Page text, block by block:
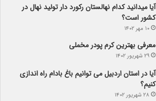
آیا می­دانید کدام نهالستان رکورد دار تولید نهال­ در
کشور است؟
۱۰ مهر ۱۴۰۲
معرفی بهترین کرم پودر مخملی
۲۹ شهریور ۱۴۰۲
آیا در استان اردبیل می توانیم باغ بادام راه اندازی
کنیم؟
۲۸ شهریور ۱۴۰۲